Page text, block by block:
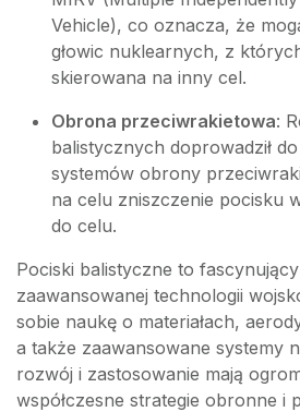
Vehicle), co oznacza, że
głowic nuklearnych, z
skierowana na inny cel.
Obrona przeciwrakietowa:
balistycznych doprowadził
systemów obrony
na celu zniszczenie pocisku
do celu.
Pociski balistyczne to
zaawansowanej technologii
sobie naukę o materiałach,
a także zaawansowane systemy
rozwój i zastosowanie mają
współczesne strategie obronne i